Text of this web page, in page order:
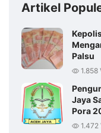
Artikel
Palsu
1.858
Jaya
Pora
1.472